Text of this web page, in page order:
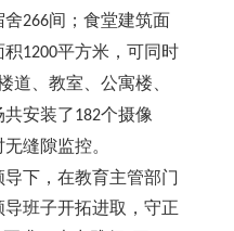
舍266间；食堂建筑面
积1200平方米，可同时
道、教室、公寓楼、
安装了182个摄像
缝隙监控。
下，在教育主管部门
班子开拓进取，守正